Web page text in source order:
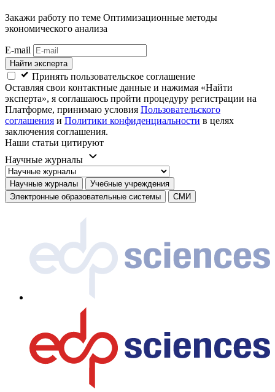
Закажи работу по теме Оптимизационные методы
экономического анализа
E-mail
Найти эксперта
Принять пользовательское соглашение
Оставляя свои контактные данные и нажимая «Найти
эксперта», я соглашаюсь пройти процедуру регистрации на
Платформе, принимаю условия Пользовательского
соглашения и Политики конфиденциальности в целях
заключения соглашения.
Наши статьи цитируют
Научные журналы
Научные журналы
Учебные учреждения
Электронные образовательные системы
СМИ